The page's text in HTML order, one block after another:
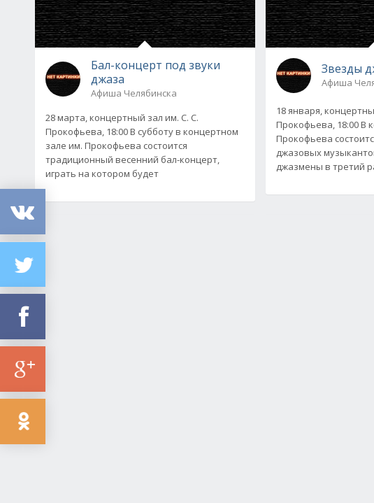
Бал-концерт под звуки
джаза
Афиша Челябинска
28 марта, концертный зал им. С. С.
Прокофьева, 18:00 В субботу в концертном
зале им. Прокофьева состоится
традиционный весенний бал-концерт,
играть на котором будет
Звезды
Афиша
18 января,
Прокофьева, 18:00 В
Прокофьева
джазовых
джазмены в третий